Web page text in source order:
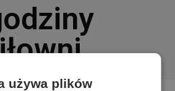
używa plików